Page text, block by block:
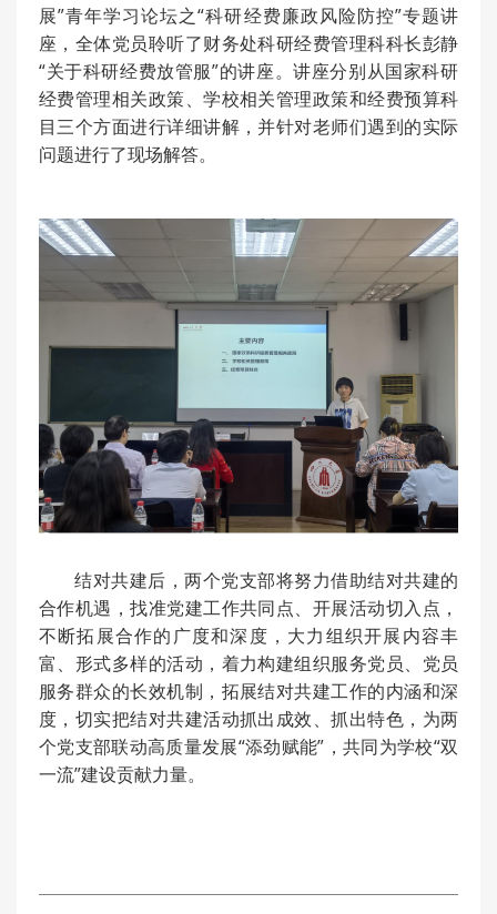
展”青年学习论坛之“科研经费廉政风险防控”专题讲
座，全体党员聆听了财务处科研经费管理科科长彭静
“关于科研经费放管服”的讲座。讲座分别从国家科研
经费管理相关政策、学校相关管理政策和经费预算科
目三个方面进行详细讲解，并针对老师们遇到的实际
问题进行了现场解答。
结对共建后，两个党支部将努力借助结对共建的
合作机遇，找准党建工作共同点、开展活动切入点，
不断拓展合作的广度和深度，大力组织开展内容丰
富、形式多样的活动，着力构建组织服务党员、党员
服务群众的长效机制，拓展结对共建工作的内涵和深
度，切实把结对共建活动抓出成效、抓出特色，为两
个党支部联动高质量发展“添劲赋能”，共同为学校“双
一流”建设贡献力量。